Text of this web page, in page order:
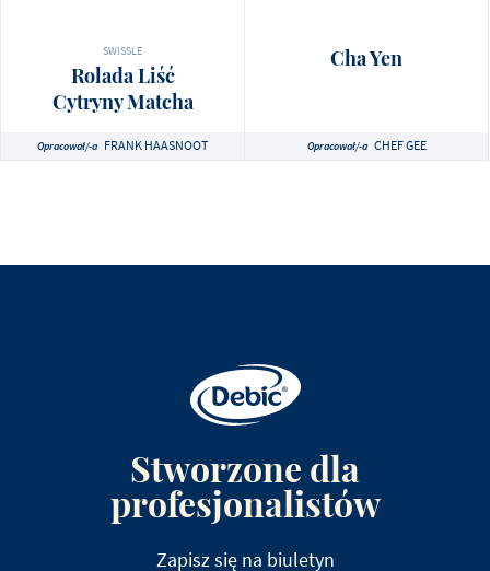
SWISSLE
Rolada Liść
Cytryny Matcha
Opracował/-a FRANK HAASNOOT
Cha Yen
Opracował/-a CHEF GEE
Stworzone dla
profesjonalistów
Zapisz się na biuletyn